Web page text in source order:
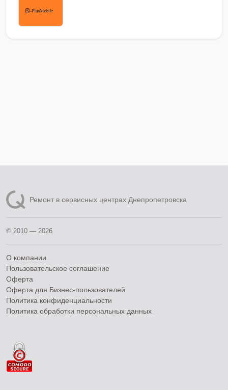
Ремонт в сервисных центрах Днепропетровска
© 2010 — 2026
О компании
Пользовательское соглашение
Оферта
Оферта для Бизнес-пользователей
Политика конфиденциальности
Политика обработки персональных данных